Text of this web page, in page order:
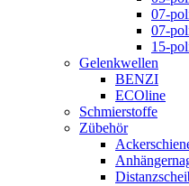
07-
07-
15-
Gelenkwellen
BENZI
ECOline
Schmierstoffe
Zübehör